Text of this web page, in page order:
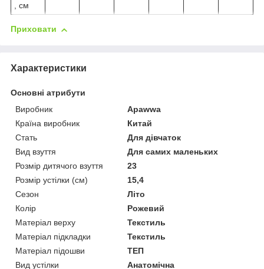
, см
Приховати
Характеристики
Основні атрибути
Виробник
Apawwa
Країна виробник
Китай
Стать
Для дівчаток
Вид взуття
Для самих маленьких
Розмір дитячого взуття
23
Розмір устілки (см)
15,4
Сезон
Літо
Колір
Рожевий
Матеріал верху
Текстиль
Матеріал підкладки
Текстиль
Матеріал підошви
ТЕП
Вид устілки
Анатомічна